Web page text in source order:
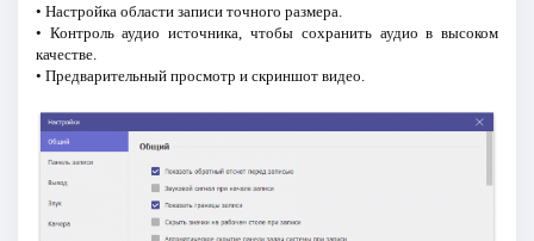
• Настройка области записи точного размера.
• Контроль аудио источника, чтобы сохранить аудио в высоком
качестве.
• Предварительный просмотр и скриншот видео.